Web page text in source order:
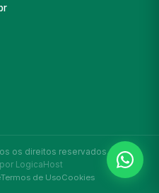
os direitos reservados. ·
LogicaHost
Termos de UsoCookies